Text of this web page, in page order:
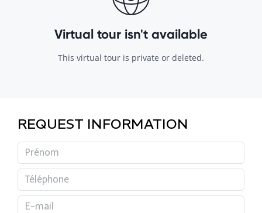
REQUEST INFORMATION